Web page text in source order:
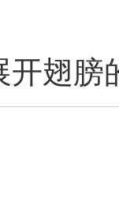
开翅膀